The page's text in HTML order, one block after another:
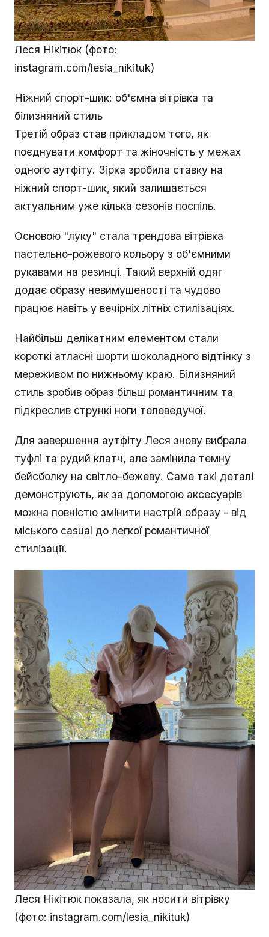
Леся Нікітюк (фото:
instagram.com/lesia_nikituk)
Ніжний спорт-шик: об'ємна вітрівка та
білизняний стиль
Третій образ став прикладом того, як
поєднувати комфорт та жіночність у межах
одного аутфіту. Зірка зробила ставку на
ніжний спорт-шик, який залишається
актуальним уже кілька сезонів поспіль.
Основою "луку" стала трендова вітрівка
пастельно-рожевого кольору з об'ємними
рукавами на резинці. Такий верхній одяг
додає образу невимушеності та чудово
працює навіть у вечірніх літніх стилізаціях.
Найбільш делікатним елементом стали
короткі атласні шорти шоколадного відтінку з
мереживом по нижньому краю. Білизняний
стиль зробив образ більш романтичним та
підкреслив стрункі ноги телеведучої.
Для завершення аутфіту Леся знову вибрала
туфлі та рудий клатч, але замінила темну
бейсболку на світло-бежеву. Саме такі деталі
демонструють, як за допомогою аксесуарів
можна повністю змінити настрій образу - від
міського casual до легкої романтичної
стилізації.
Леся Нікітюк показала, як носити вітрівку
(фото: instagram.com/lesia_nikituk)